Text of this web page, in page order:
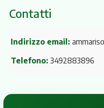
Contatti
Indirizzo email:
Telefono: 3492883896